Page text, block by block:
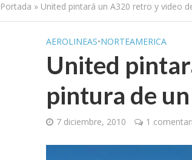
Portada » United pintará un A320 retro y video
AEROLINEAS•NORTEAMERICA
United
pintura de
7 diciembre, 2010 1